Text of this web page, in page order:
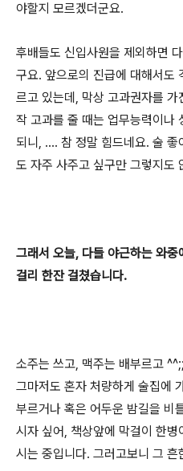
야할지 모르겠더군요.
후배들도 신입사원을 제외하면
구요. 앞으로의 진급에 대해서도
르고 있는데, 막상 고과권자를
작 고과를 줄 때는 업무능력이나
되니, .... 참 정말 힘드네요. 술
도 자주 사주고 싶구만 그렇지도
그래서 오늘, 다들 야근하는 와
걸리 한잔 걸쳤습니다.
소주는 쓰고, 맥주는 배부르고
그마저도 혼자 처량하게 술집에
부르거나 혹은 어두운 밤길을 비
시자 싶어, 책상앞에 막걸이 한
시는 중입니다. 그러고보니 그